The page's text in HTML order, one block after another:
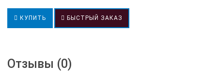
КУПИТЬ БЫСТРЫЙ ЗАКАЗ
Отзывы (0)